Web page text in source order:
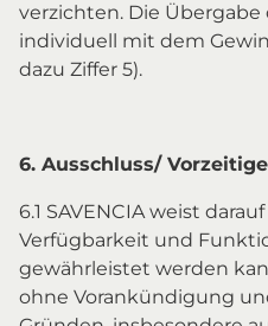
verzichten. Die
individuell mit dem
dazu Ziffer 5).
6. Ausschluss/
6.1 SAVENCIA weist
Verfügbarkeit und
gewährleistet werden
ohne Vorankündigung